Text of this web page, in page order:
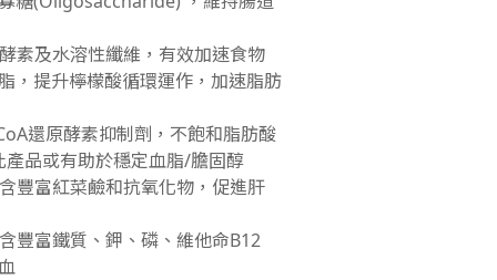
素及水溶性纖維，有效加速食物
，提升檸檬酸循環運作，加速脂肪
還原酵素抑制劑，不飽和脂肪酸
品或有助於穩定血脂/膽固醇
豐富紅菜鹼和抗氧化物，促進肝
豐富鐵質、鉀、磷、維他命B12